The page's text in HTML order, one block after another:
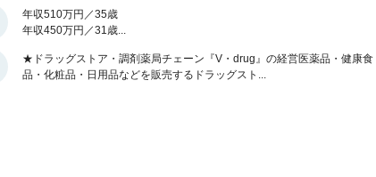
年収510万円／35歳
年収450万円／31歳...
★ドラッグストア・調剤薬局チェーン『V・drug』の経営医薬品・健康食
品・化粧品・日用品などを販売するドラッグスト...